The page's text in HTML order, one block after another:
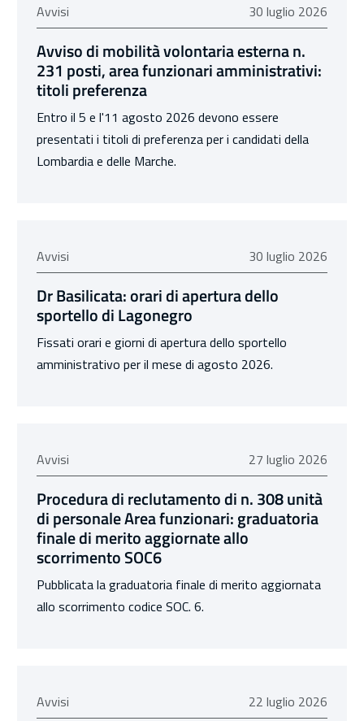
Avvisi 30 luglio 2026
30 luglio 2026
Avviso di mobilità volontaria esterna n.
231 posti, area funzionari amministrativi:
titoli preferenza
Entro il 5 e l'11 agosto 2026 devono essere
presentati i titoli di preferenza per i candidati della
Lombardia e delle Marche.
Avvisi 30 luglio 2026
30 luglio 2026
Dr Basilicata: orari di apertura dello
sportello di Lagonegro
Fissati orari e giorni di apertura dello sportello
amministrativo per il mese di agosto 2026.
Avvisi 27 luglio 2026
27 luglio 2026
Procedura di reclutamento di n. 308 unità
di personale Area funzionari: graduatoria
finale di merito aggiornate allo
scorrimento SOC6
Pubblicata la graduatoria finale di merito aggiornata
allo scorrimento codice SOC. 6.
Avvisi 22 luglio 2026
22 luglio 2026